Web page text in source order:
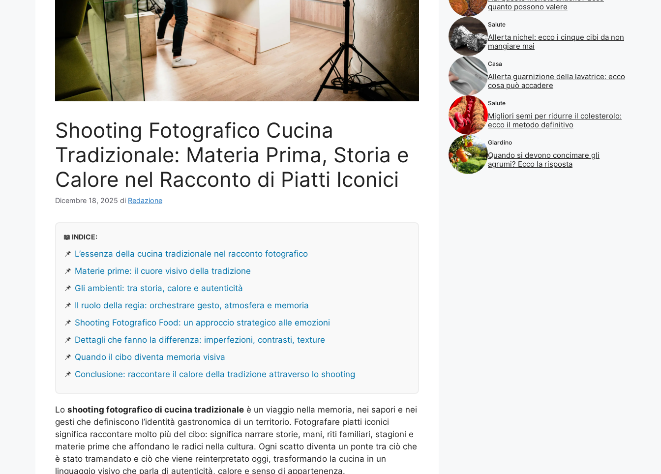
Shooting Fotografico Cucina
Tradizionale: Materia Prima, Storia e
Calore nel Racconto di Piatti Iconici
Dicembre 18, 2025 di Redazione
📖 INDICE:
📌 L’essenza della cucina tradizionale nel racconto fotografico
📌 Materie prime: il cuore visivo della tradizione
📌 Gli ambienti: tra storia, calore e autenticità
📌 Il ruolo della regia: orchestrare gesto, atmosfera e memoria
📌 Shooting Fotografico Food: un approccio strategico alle emozioni
📌 Dettagli che fanno la differenza: imperfezioni, contrasti, texture
📌 Quando il cibo diventa memoria visiva
📌 Conclusione: raccontare il calore della tradizione attraverso lo shooting
Lo shooting fotografico di cucina tradizionale è un viaggio nella memoria, nei sapori e nei
gesti che definiscono l’identità gastronomica di un territorio. Fotografare piatti iconici
significa raccontare molto più del cibo: significa narrare storie, mani, riti familiari, stagioni e
materie prime che affondano le radici nella cultura. Ogni scatto diventa un ponte tra ciò che
è stato tramandato e ciò che viene reinterpretato oggi, trasformando la cucina in un
linguaggio visivo che parla di autenticità, calore e senso di appartenenza.
quanto possono valere
Salute
Allerta nichel: ecco i cinque cibi da non
mangiare mai
Casa
Allerta guarnizione della lavatrice: ecco
cosa può accadere
Salute
Migliori semi per ridurre il colesterolo:
ecco il metodo definitivo
Giardino
Quando si devono concimare gli
agrumi? Ecco la risposta